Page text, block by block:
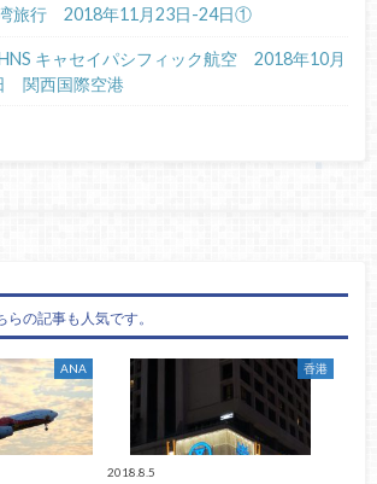
旅行 2018年11月23日-24日①
キャセイパシフィック航空 2018年10月
関西国際空港
らの記事も人気です。
ANA 香港
2018.8.5